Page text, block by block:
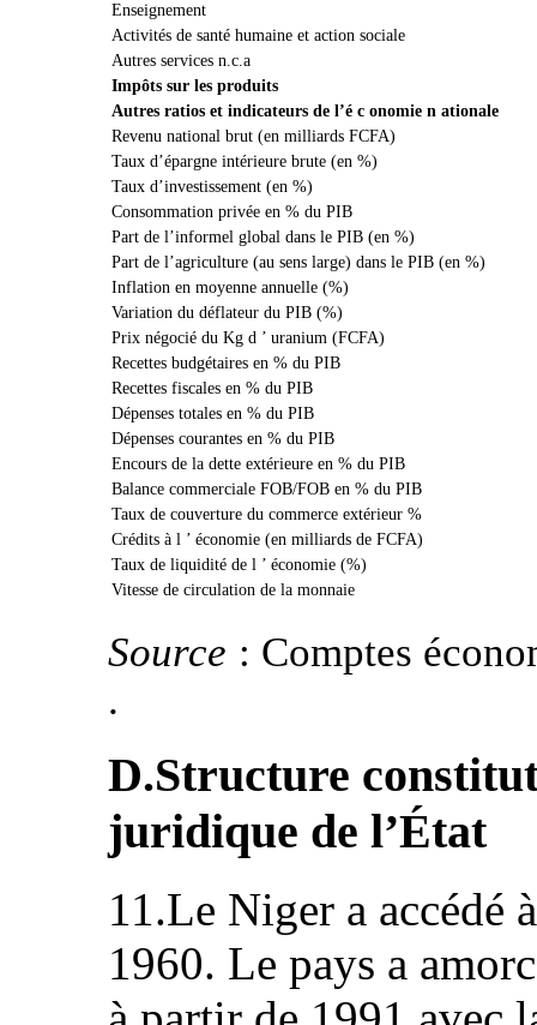
Enseignement
Activités de santé humaine et action sociale
Autres services n.c.a
Impôts sur les produits
Autres ratios et indicateurs de l’é c onomie n ationale
Revenu national brut (en milliards FCFA)
Taux d’épargne intérieure brute (en %)
Taux d’investissement (en %)
Consommation privée en % du PIB
Part de l’informel global dans le PIB (en %)
Part de l’agriculture (au sens large) dans le PIB (en %)
Inflation en moyenne annuelle (%)
Variation du déflateur du PIB (%)
Prix négocié du Kg d ’ uranium (FCFA)
Recettes budgétaires en % du PIB
Recettes fiscales en % du PIB
Dépenses totales en % du PIB
Dépenses courantes en % du PIB
Encours de la dette extérieure en % du PIB
Balance commerciale FOB/FOB en % du PIB
Taux de couverture du commerce extérieur %
Crédits à l ’ économie (en milliards de FCFA)
Taux de liquidité de l ’ économie (%)
Vitesse de circulation de la monnaie
Source : Comptes
.
D.Structure
juridique de l’État
11.Le Niger a accédé
1960. Le pays a